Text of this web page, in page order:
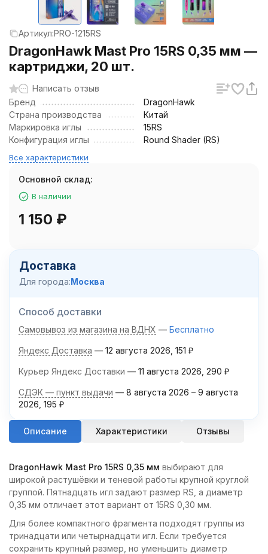
Артикул:PRO-1215RS
DragonHawk Mast Pro 15RS 0,35 мм —
картриджи, 20 шт.
Написать отзыв
Бренд
DragonHawk
Страна производства
Китай
Маркировка иглы
15RS
Конфигурация иглы
Round Shader (RS)
Все характеристики
Основной склад:
В наличии
1 150 ₽
Доставка
Для города:Москва
Способ доставки
Самовывоз из магазина на ВДНХ Бесплатно
Яндекс Доставка 12 августа 2026 151 ₽
Курьер Яндекс Доставки 11 августа 2026 290 ₽
СДЭК — пункт выдачи 8 августа 2026 – 9 августа
2026 195 ₽
Описание Характеристики Отзывы
DragonHawk Mast Pro 15RS 0,35 мм выбирают для
широкой растушёвки и теневой работы крупной круглой
группой. Пятнадцать игл задают размер RS, а диаметр
0,35 мм отличает этот вариант от 15RS 0,30 мм.
Для более компактного фрагмента подходят группы из
тринадцати или четырнадцати игл. Если требуется
сохранить крупный размер, но уменьшить диаметр